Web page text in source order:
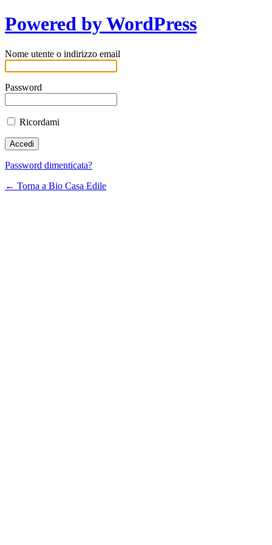
Powered by WordPress
Nome utente o indirizzo email
Password
Ricordami
Password dimenticata?
← Torna a Bio Casa Edile